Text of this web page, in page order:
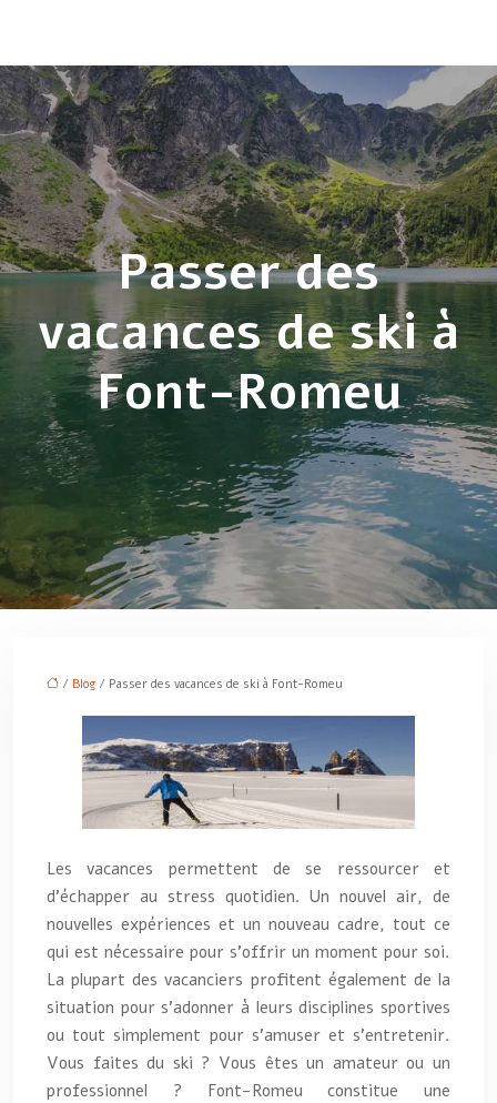
Passer des
vacances de ski à
Font-Romeu
/ Blog / Passer des vacances de ski à Font-Romeu
Les vacances permettent de se ressourcer et
d’échapper au stress quotidien. Un nouvel air, de
nouvelles expériences et un nouveau cadre, tout ce
qui est nécessaire pour s’offrir un moment pour soi.
La plupart des vacanciers profitent également de la
situation pour s’adonner à leurs disciplines sportives
ou tout simplement pour s’amuser et s’entretenir.
Vous faites du ski ? Vous êtes un amateur ou un
professionnel ? Font-Romeu constitue une